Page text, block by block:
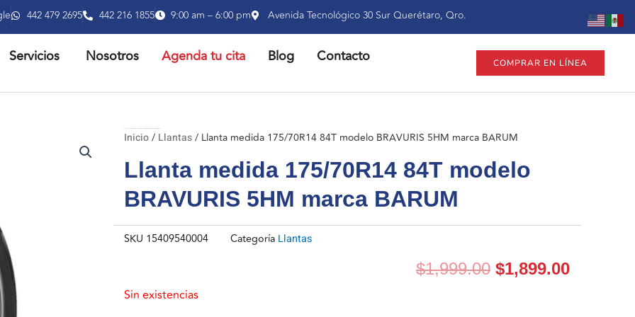
442 479 2695 442 216 1855 9:00 am – 6:00 pm Avenida Tecnológico 30 Sur Querétaro, Qro.
PRODUCTOS
Servicios ABRIR SERVICIOS
Nosotros Agenda tu cita Blog Contacto COMPRAR EN LÍNEA
Inicio/ Llantas/ Llanta medida 175/70R14 84T modelo BRAVURIS 5HM marca BARUM
Llanta medida 175/70R14 84T modelo
BRAVURIS 5HM marca BARUM
SKU 15409540004 Categoría Llantas
$1,999.00 El
$1,899.00El
Sin existencias